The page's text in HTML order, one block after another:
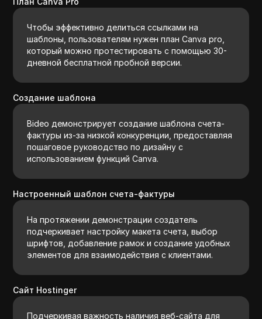
Чтобы эффективно делиться ссылками на
шаблоны, пользователям нужен план Canva pro,
который можно протестировать с помощью 30-
дневной бесплатной пробной версии.
Создание шаблона
Вideo демонстрирует создание шаблона счета-
фактуры из-за низкой конкуренции, предоставляя
пошаговое руководство по дизайну с
использованием функций Canva.
Настроенный шаблон счета-фактуры
На протяжении демонстрации создатель
подчеркивает настройку макета счета, выбор
шрифтов, добавление рамок и создание удобных
элементов для взаимодействия с клиентами.
Сайт Hostinger
Подчеркивая важность наличия веб-сайта для